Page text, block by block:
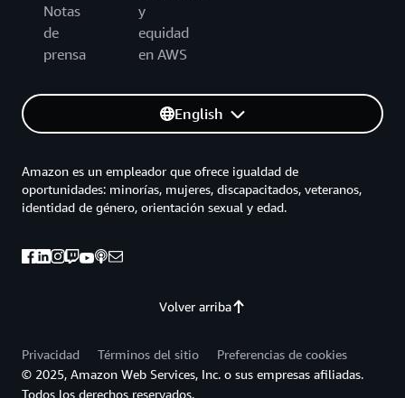
Notas
de
prensa
y
equidad
en AWS
English
Volver arriba
Amazon es un empleador que ofrece igualdad de
oportunidades: minorías, mujeres, discapacitados, veteranos,
identidad de género, orientación sexual y edad.
Privacidad Términos del sitio
Preferencias de cookies
© 2025, Amazon Web Services, Inc. o sus empresas afiliadas.
Todos los derechos reservados.